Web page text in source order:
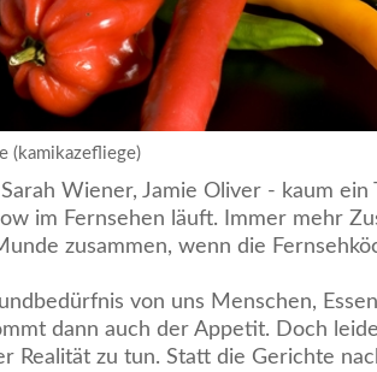
(kamikazefliege)
Wiener, Jamie Oliver - kaum ein
im Fernsehen läuft. Immer mehr
zusammen, wenn die
von uns Menschen,
dann auch der Appetit. Doch
Realität zu tun. Statt die Gerichte